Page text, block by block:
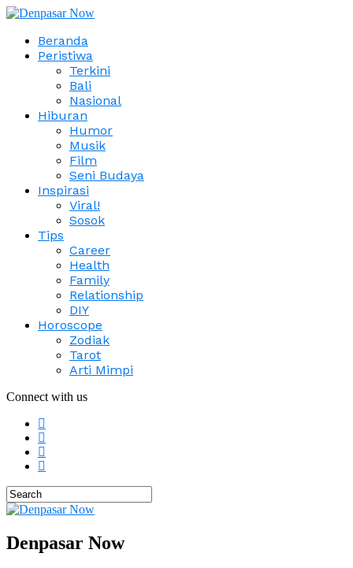
Beranda
Peristiwa
Terkini
Bali
Nasional
Hiburan
Humor
Musik
Film
Seni Budaya
Inspirasi
Viral!
Sosok
Tips
Career
Health
Family
Relationship
DIY
Horoscope
Zodiak
Tarot
Arti Mimpi
Connect with us
Denpasar Now